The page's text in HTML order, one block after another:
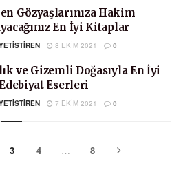
Gözyaşlarınıza Hakim
En İyi Kitaplar
8 EKIM 2021 0
ve Gizemli Doğasıyla En İyi
Eserleri
7 EKIM 2021 0
3 4 … 8